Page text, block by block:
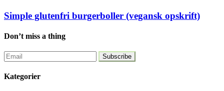
Simple glutenfri burgerboller (vegansk opskrift)
Don’t miss a thing
Kategorier